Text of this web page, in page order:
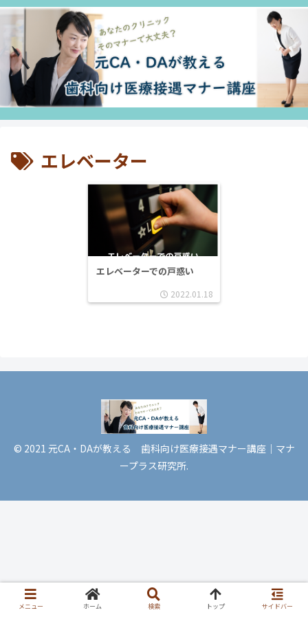
エレベーター
エレベーターでの戸惑い
2022.01.18
© 2021 元CA・DAが教える 歯科向け医療接遇マナー講座｜マナ
ープラス研究所.
メニュー ホーム 検索 トップ サイドバー